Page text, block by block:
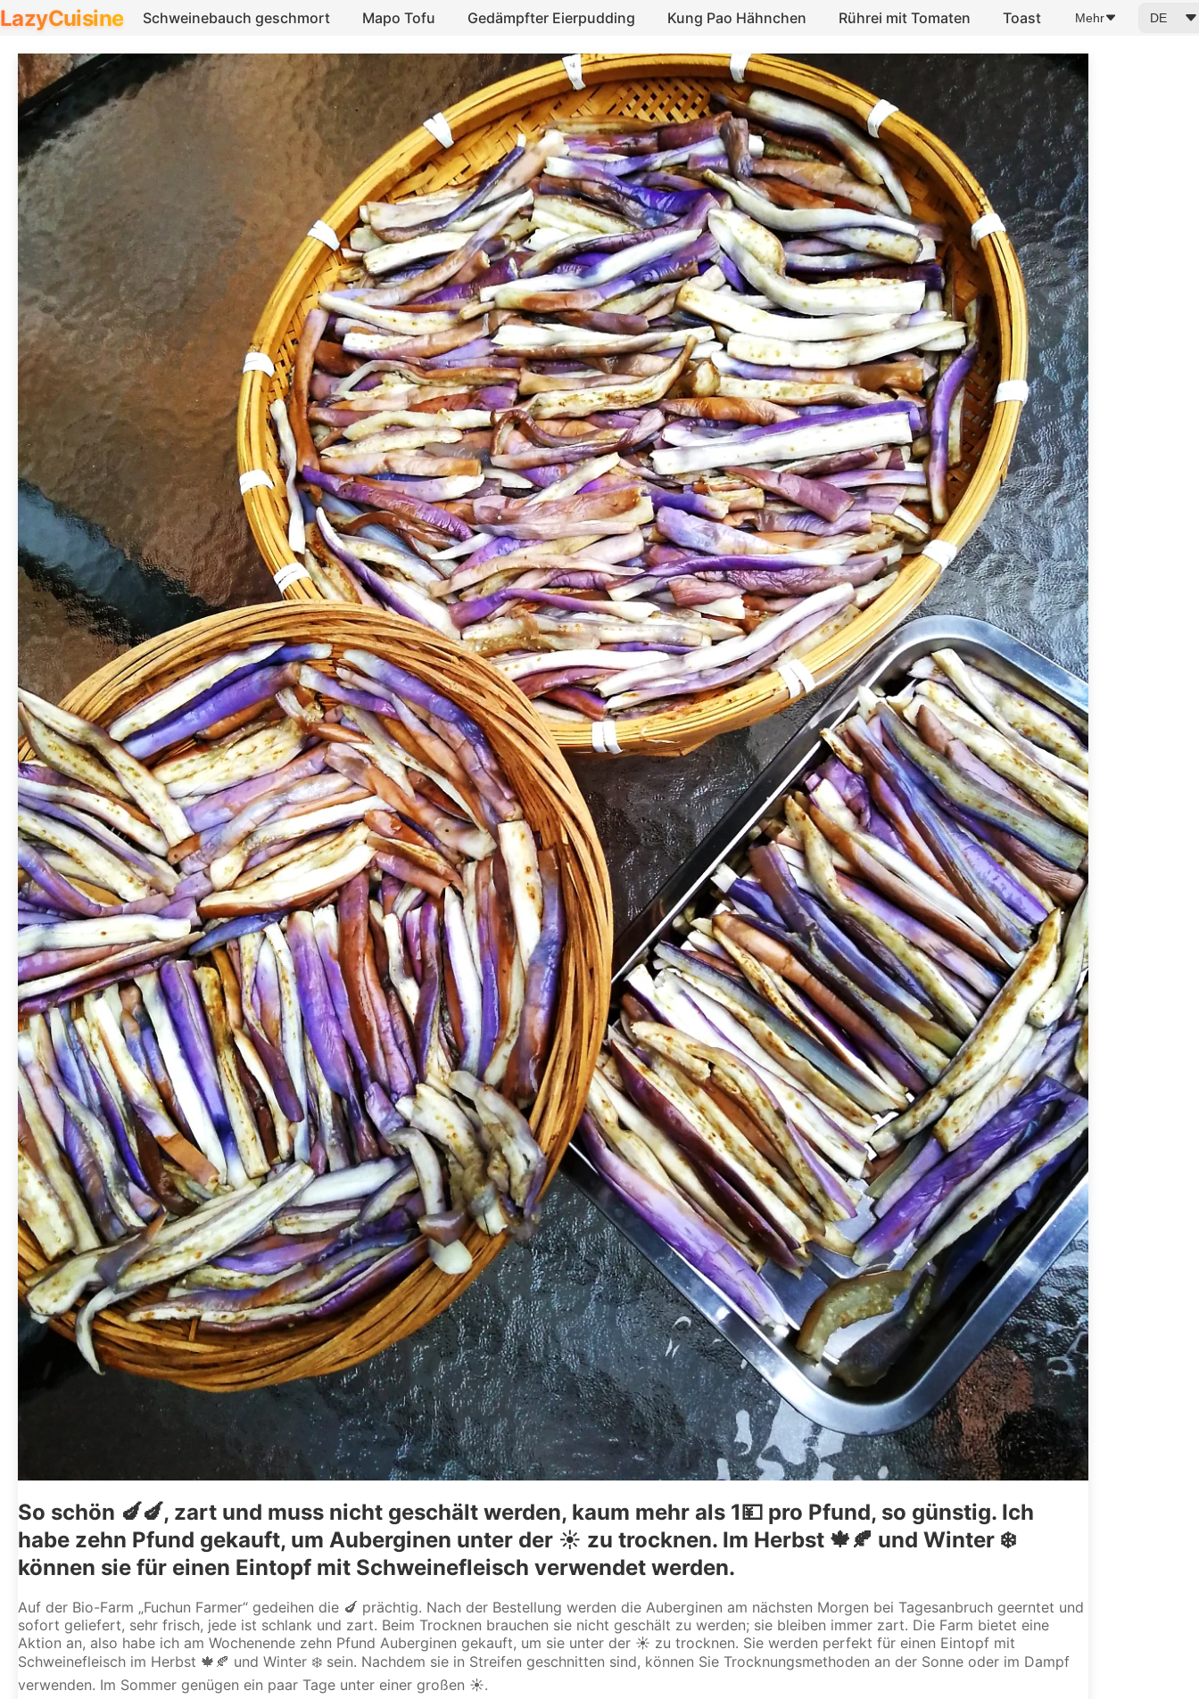
LazyCuisine Schweinebauch geschmort Mapo Tofu Gedämpfter Eierpudding Kung Pao Hähnchen Rührei mit Tomaten Toast Mehr DE
So schön 🍆🍆, zart und muss nicht geschält werden, kaum mehr als 1💴 pro Pfund, so günstig. Ich
habe zehn Pfund gekauft, um Auberginen unter der ☀️ zu trocknen. Im Herbst 🍁🍂 und Winter ❄️
können sie für einen Eintopf mit Schweinefleisch verwendet werden.
Auf der Bio-Farm „Fuchun Farmer“ gedeihen die 🍆 prächtig. Nach der Bestellung werden die Auberginen am nächsten Morgen bei Tagesanbruch geerntet und
sofort geliefert, sehr frisch, jede ist schlank und zart. Beim Trocknen brauchen sie nicht geschält zu werden; sie bleiben immer zart. Die Farm bietet eine
Aktion an, also habe ich am Wochenende zehn Pfund Auberginen gekauft, um sie unter der ☀️ zu trocknen. Sie werden perfekt für einen Eintopf mit
Schweinefleisch im Herbst 🍁🍂 und Winter ❄️ sein. Nachdem sie in Streifen geschnitten sind, können Sie Trocknungsmethoden an der Sonne oder im Dampf
verwenden. Im Sommer genügen ein paar Tage unter einer großen ☀️.